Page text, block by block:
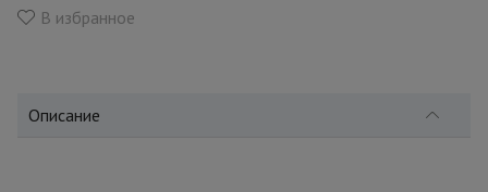
В избранное
Описание